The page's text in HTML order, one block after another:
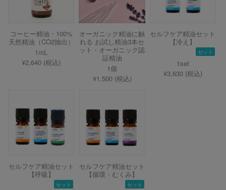
コーヒー精油・100%
天然精油（CO2抽出）
1mL
¥2,640 (税込)
オーガニック精油に触
れる お試し精油3本セ
ット・オーガニック認
証精油
1個
¥1,500 (税込)
セルフケア精油セット
【冷え】
セット
1set
¥3,630 (税込)
セルフケア精油セット
【呼吸】
セット
セルフケア精油セット
【循環・むくみ】
セット